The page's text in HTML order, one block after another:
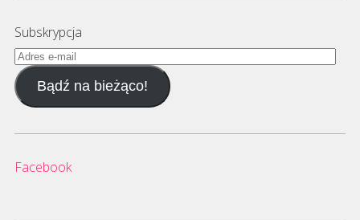
Subskrypcja
Adres
e-
mailBądź na bieżąco!
Facebook